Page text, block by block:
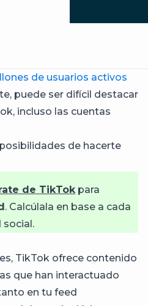
de usuarios activos
puede ser difícil destacar
incluso las cuentas
de hacerte
de TikTokpara
. Calcúlala en base a cada
social.
TikTok ofrece contenido
que han interactuado
en tu feed